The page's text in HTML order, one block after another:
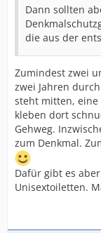
Dann sollten
die aus der
Zumindest zwei
zwei Jahren
steht mitten, eine
kleben dort
Gehweg.
zum Denkmal.
Dafür gibt es
Unisextoiletten.